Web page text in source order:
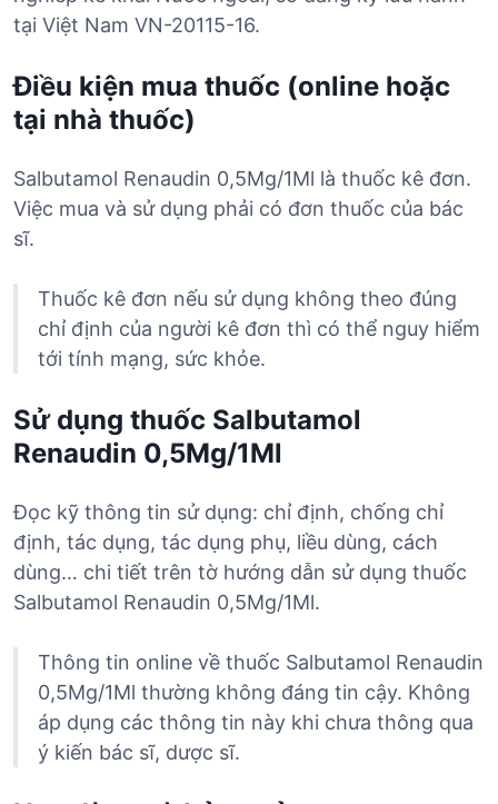
tại Việt Nam VN-20115-16.
Điều kiện mua thuốc (online hoặc
tại nhà thuốc)
Salbutamol Renaudin 0,5Mg/1Ml là thuốc kê đơn.
Việc mua và sử dụng phải có đơn thuốc của bác
sĩ.
Thuốc kê đơn nếu sử dụng không theo đúng
chỉ định của người kê đơn thì có thể nguy hiểm
tới tính mạng, sức khỏe.
Sử dụng thuốc Salbutamol
Renaudin 0,5Mg/1Ml
Đọc kỹ thông tin sử dụng: chỉ định, chống chỉ
định, tác dụng, tác dụng phụ, liều dùng, cách
dùng… chi tiết trên tờ hướng dẫn sử dụng thuốc
Salbutamol Renaudin 0,5Mg/1Ml.
Thông tin online về thuốc Salbutamol Renaudin
0,5Mg/1Ml thường không đáng tin cậy. Không
áp dụng các thông tin này khi chưa thông qua
ý kiến bác sĩ, dược sĩ.